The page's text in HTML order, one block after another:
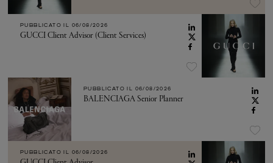
PUBBLICATO IL 06/08/2026
GUCCI Client Advisor (Client Services)
PUBBLICATO IL 06/08/2026
BALENCIAGA Senior Planner
PUBBLICATO IL 06/08/2026